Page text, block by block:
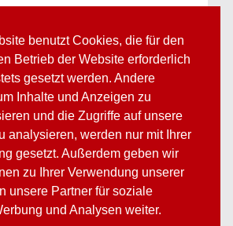
benutzt Cookies, die für den
Betrieb der Website erforderlich
gesetzt werden. Andere
Inhalte und Anzeigen zu
und die Zugriffe auf unsere
analysieren, werden nur mit Ihrer
gesetzt. Außerdem geben wir
zu Ihrer Verwendung unserer
unsere Partner für soziale
und Analysen weiter.